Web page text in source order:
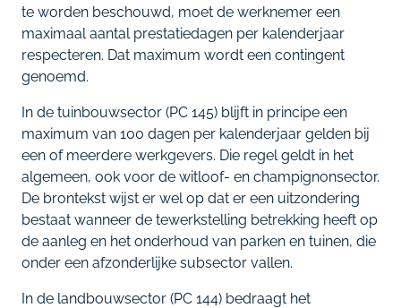
te worden beschouwd, moet de werknemer een
maximaal aantal prestatiedagen per kalenderjaar
respecteren. Dat maximum wordt een contingent
genoemd.
In de tuinbouwsector (PC 145) blijft in principe een
maximum van 100 dagen per kalenderjaar gelden bij
een of meerdere werkgevers. Die regel geldt in het
algemeen, ook voor de witloof- en champignonsector.
De brontekst wijst er wel op dat er een uitzondering
bestaat wanneer de tewerkstelling betrekking heeft op
de aanleg en het onderhoud van parken en tuinen, die
onder een afzonderlijke subsector vallen.
In de landbouwsector (PC 144) bedraagt het